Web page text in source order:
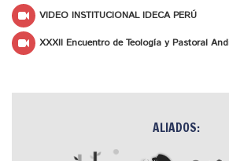
VIDEO INSTITUCIONAL IDECA PERÚ
XXXII Encuentro de Teología y Pastoral
ALIADOS: